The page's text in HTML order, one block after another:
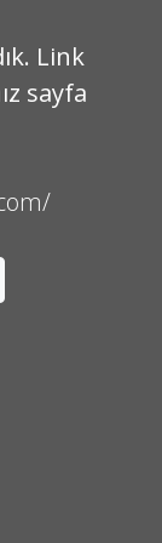
Link
sayfa